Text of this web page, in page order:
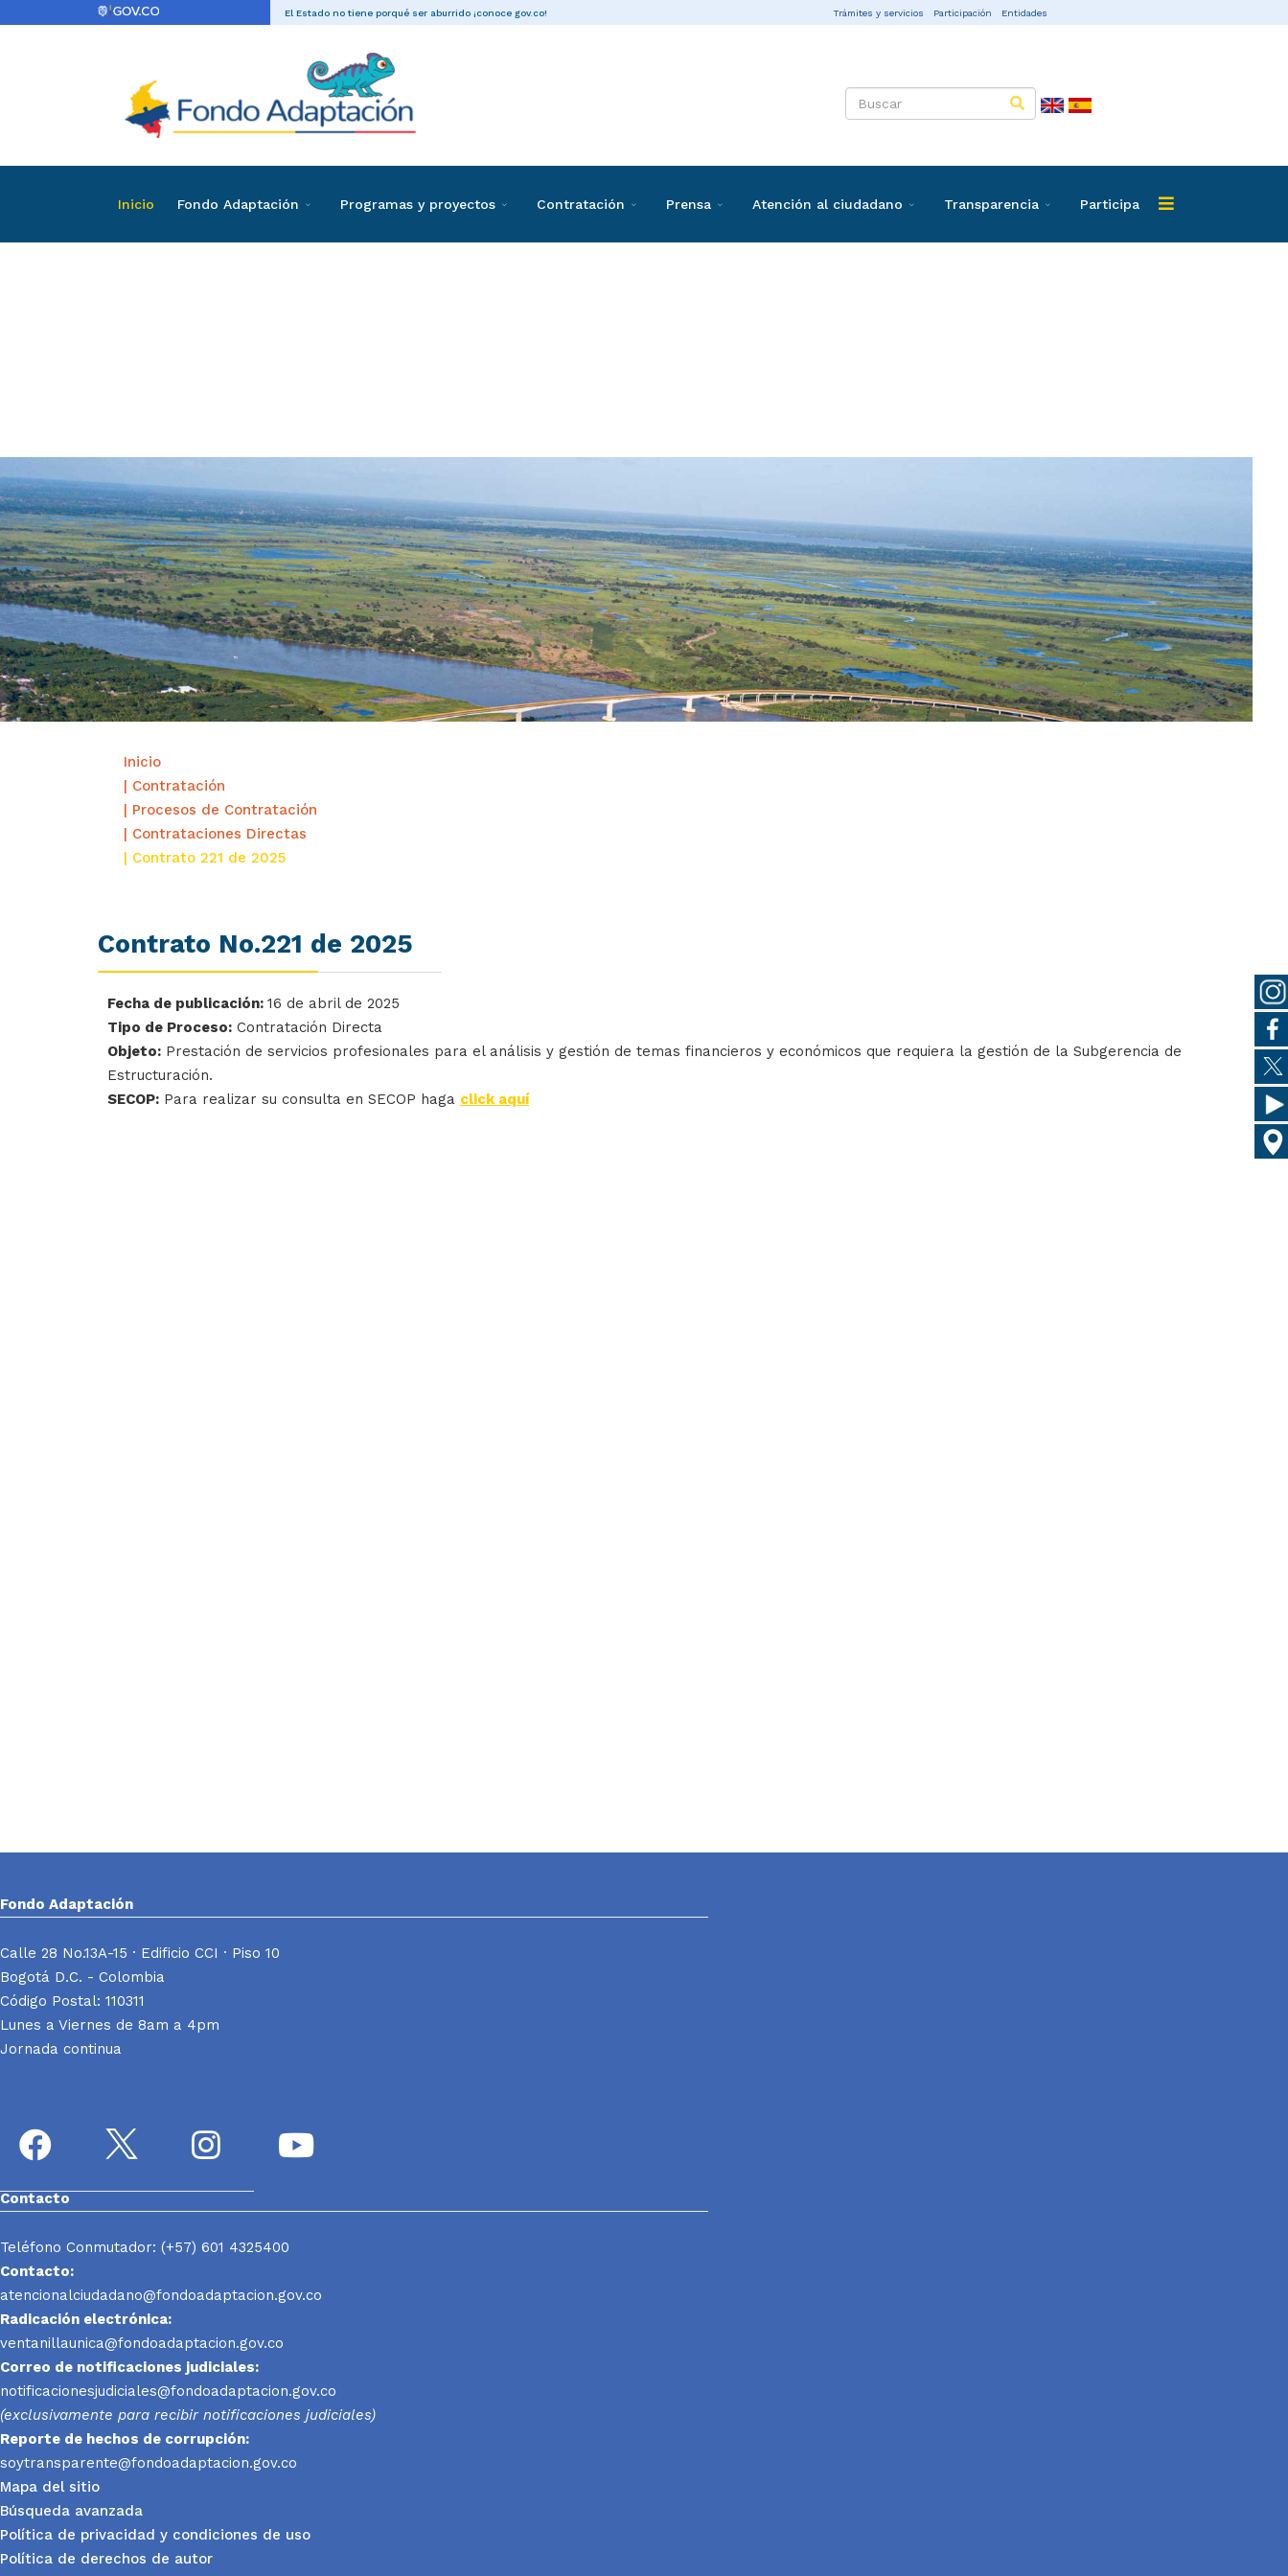
El Estado no tiene porqué ser aburrido ¡conoce gov.co! Trámites y servicios Participación Entidades
Inicio Fondo Adaptación Programas y proyectos Contratación Prensa Atención al ciudadano Transparencia Participa
Directas
Inicio
| Contratación
| Procesos de Contratación
| Contrataciones Directas
| Contrato 221 de 2025
Contrato No.221 de 2025
Fecha de publicación: 16 de abril de 2025
Tipo de Proceso: Contratación Directa
Objeto: Prestación de servicios profesionales para el análisis y gestión de temas financieros y económicos que requiera la gestión de la Subgerencia de
Estructuración.
SECOP: Para realizar su consulta en SECOP haga click aquí
Fondo Adaptación
Calle 28 No.13A-15 · Edificio CCI · Piso 10
Bogotá D.C. - Colombia
Código Postal: 110311
Lunes a Viernes de 8am a 4pm
Jornada continua
Contacto
Teléfono Conmutador: (+57) 601 4325400
Contacto:
atencionalciudadano@fondoadaptacion.gov.co
Radicación electrónica:
ventanillaunica@fondoadaptacion.gov.co
Correo de notificaciones judiciales:
notificacionesjudiciales@fondoadaptacion.gov.co
(exclusivamente para recibir notificaciones judiciales)
Reporte de hechos de corrupción:
soytransparente@fondoadaptacion.gov.co
Mapa del sitio
Búsqueda avanzada
Política de privacidad y condiciones de uso
Política de derechos de autor